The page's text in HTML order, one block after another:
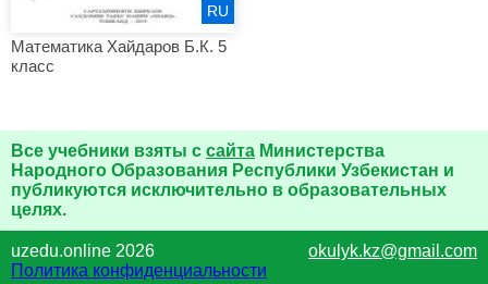
Математика Хайдаров Б.К. 5
класс
RU
Все учебники взяты с сайта Министерства
Народного Образования Республики Узбекистан и
публикуются исключительно в образовательных
целях.
uzedu.online 2026
okulyk.kz@gmail.com
Политика конфиденциальности